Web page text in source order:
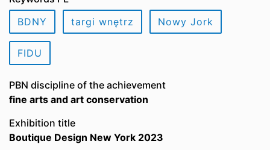
BDNY
targi wnętrz Nowy Jork
FIDU
PBN discipline of the achievement
fine arts and art conservation
Exhibition title
Boutique Design New York 2023